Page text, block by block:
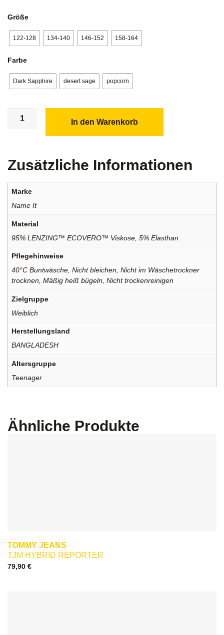
Größe
122-128 134-140 146-152 158-164
Farbe
Dark Sapphire desert sage popcorn
In den Warenkorb
Zusätzliche Informationen
Marke
Name It
Material
95% LENZING™ ECOVERO™ Viskose, 5% Elasthan
Pflegehinweise
40°C Buntwäsche, Nicht bleichen, Nicht im Wäschetrockner
trocknen, Mäßig heiß bügeln, Nicht trockenreinigen
Zielgruppe
Weiblich
Herstellungsland
BANGLADESH
Altersgruppe
Teenager
Ähnliche Produkte
TOMMY JEANS
TJM HYBRID REPORTER
79,90 €